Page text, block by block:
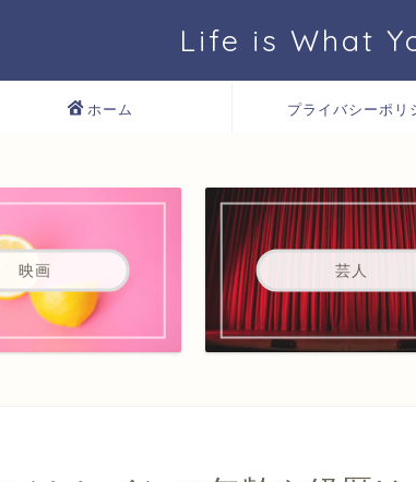
Life is What
ホーム プライバシーポリ
映画 芸人